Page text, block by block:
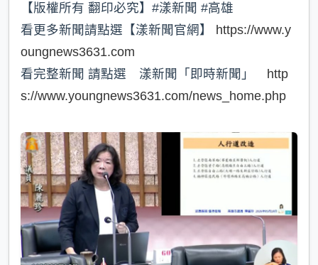
【版權所有 翻印必究】#漾新聞 #高雄
看更多新聞請點選【漾新聞官網】 https://www.y
oungnews3631.com
看完整新聞 請點選 漾新聞「即時新聞」 http
s://www.youngnews3631.com/news_home.php